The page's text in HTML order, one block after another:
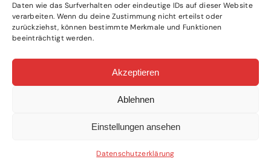
Daten wie das Surfverhalten oder eindeutige IDs auf dieser Website
verarbeiten. Wenn du deine Zustimmung nicht erteilst oder
zurückziehst, können bestimmte Merkmale und Funktionen
beeinträchtigt werden.
Akzeptieren
Ablehnen
Einstellungen ansehen
Datenschutzerklärung